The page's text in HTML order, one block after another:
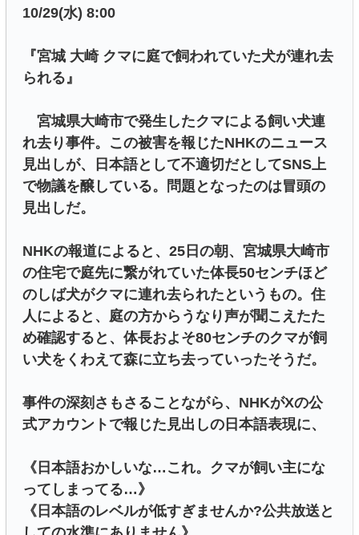
10/29(水) 8:00
『宮城 大崎 クマに庭で飼われていた犬が連れ去
られる』
宮城県大崎市で発生したクマによる飼い犬連
れ去り事件。この被害を報じたNHKのニュース
見出しが、日本語として不適切だとしてSNS上
で物議を醸している。問題となったのは冒頭の
見出しだ。
NHKの報道によると、25日の朝、宮城県大崎市
の住宅で庭先に繋がれていた体長50センチほど
のしば犬がクマに連れ去られたというもの。住
人によると、庭の方からうなり声が聞こえたた
め確認すると、体長およそ80センチのクマが飼
い犬をくわえて森に立ち去っていったそうだ。
事件の深刻さもさることながら、NHKがXの公
式アカウントで報じた見出しの日本語表現に、
《日本語おかしいな…これ。クマが飼い主にな
ってしまってる…》
《日本語のレベルが低すぎませんか?公共放送と